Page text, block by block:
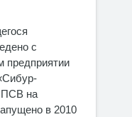
с
предприятии
ПСВ на
в 2010